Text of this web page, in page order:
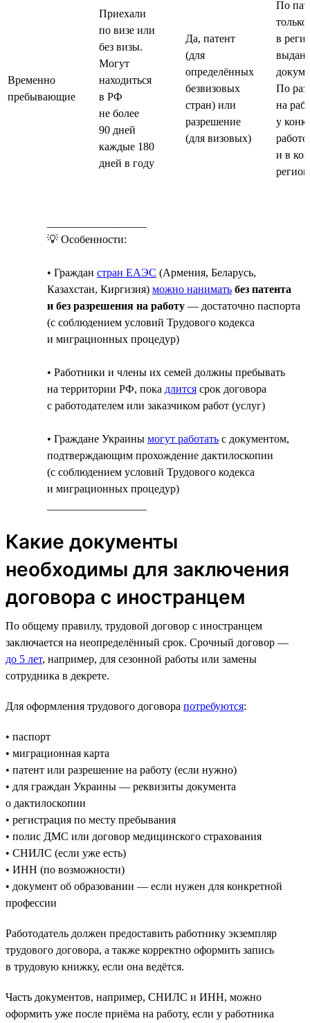
Временно
пребывающие
Приехали
по визе или
без визы.
Могут
находиться
в РФ
не более
90 дней
каждые 180
дней в году
Да, патент
(для
определённых
безвизовых
стран) или
разрешение
(для визовых)
По
только
в
выдан
По
на
у
и в
💡 Особенности:
• Граждан стран ЕАЭС (Армения, Беларусь,
Казахстан, Киргизия) можно нанимать без патента
и без разрешения на работу — достаточно паспорта
(с соблюдением условий Трудового кодекса
и миграционных процедур)
• Работники и члены их семей должны пребывать
на территории РФ, пока длится срок договора
с работодателем или заказчиком работ (услуг)
• Граждане Украины могут работать с документом,
подтверждающим прохождение дактилоскопии
(с соблюдением условий Трудового кодекса
и миграционных процедур)
Какие документы
необходимы для заключения
договора с иностранцем
По общему правилу, трудовой договор с иностранцем
заключается на неопределённый срок. Срочный договор —
до 5 лет, например, для сезонной работы или замены
сотрудника в декрете.
Для оформления трудового договора потребуются:
• паспорт
• миграционная карта
• патент или разрешение на работу (если нужно)
• для граждан Украины — реквизиты документа
о дактилоскопии
• регистрация по месту пребывания
• полис ДМС или договор медицинского страхования
• СНИЛС (если уже есть)
• ИНН (по возможности)
• документ об образовании — если нужен для конкретной
профессии
Работодатель должен предоставить работнику экземпляр
трудового договора, а также корректно оформить запись
в трудовую книжку, если она ведётся.
Часть документов, например, СНИЛС и ИНН, можно
оформить уже после приёма на работу, если у работника